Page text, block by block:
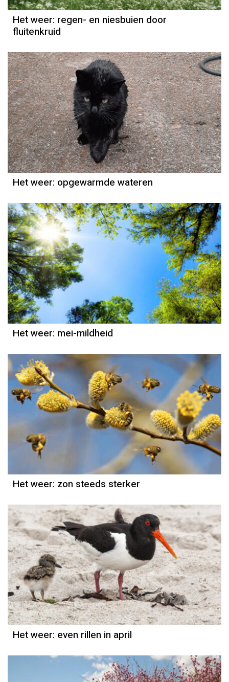
Het weer: regen- en niesbuien door
fluitenkruid
Het weer
Grieta Spannenburg
Het weer: opgewarmde wateren
Het weer
Grieta Spannenburg
Het weer: mei-mildheid
Het weer
Grieta Spannenburg
Het weer: zon steeds sterker
Het weer
Jordi Bloem
Het weer: even rillen in april